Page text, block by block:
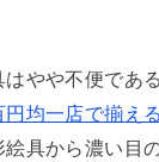
やや不便であ
円均一店で揃え
具から濃い目